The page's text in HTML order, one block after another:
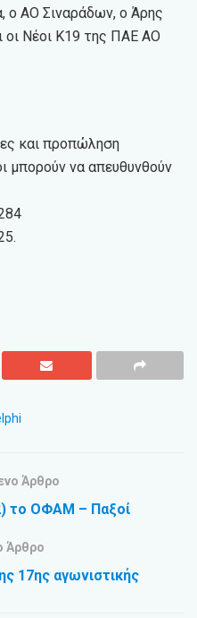
ο ΑΟ Σιναράδων, ο Άρης
οι Νέοι Κ19 της ΠΑΕ ΑΟ
και προπώληση
μπορούν να απευθυνθούν
Άρθρο
το ΟΦΑΜ – Παξοί
Άρθρο
17ης αγωνιστικής